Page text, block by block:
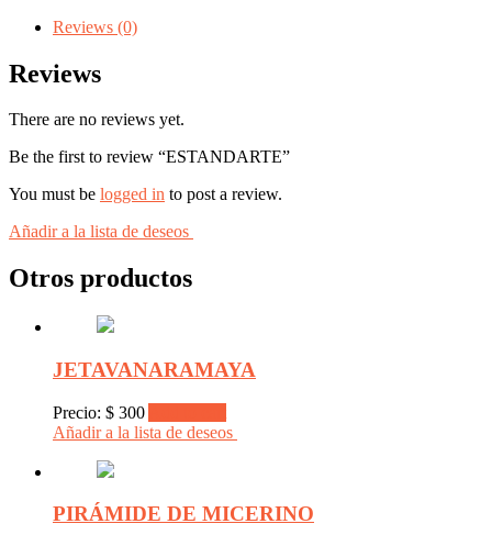
Reviews (0)
Reviews
There are no reviews yet.
Be the first to review “ESTANDARTE”
You must be logged in to post a review.
Añadir a la lista de deseos
Otros productos
JETAVANARAMAYA
Precio: $ 300
Añadir a la lista de deseos
PIRÁMIDE DE MICERINO